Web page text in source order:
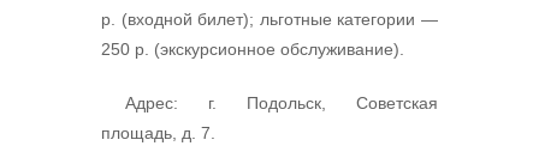
р. (входной билет); льготные категории —
250 р. (экскурсионное обслуживание).
Адрес: г. Подольск, Советская
площадь, д. 7.